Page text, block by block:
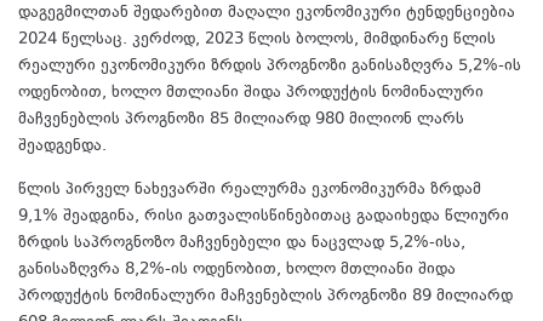
დაგეგმილთან შედარებით მაღალი ეკონომიკური ტენდენციებია
2024 წელსაც. კერძოდ, 2023 წლის ბოლოს, მიმდინარე წლის
რეალური ეკონომიკური ზრდის პროგნოზი განისაზღვრა 5,2%-ის
ოდენობით, ხოლო მთლიანი შიდა პროდუქტის ნომინალური
მაჩვენებლის პროგნოზი 85 მილიარდ 980 მილიონ ლარს
შეადგენდა.
წლის პირველ ნახევარში რეალურმა ეკონომიკურმა ზრდამ
9,1% შეადგინა, რისი გათვალისწინებითაც გადაიხედა წლიური
ზრდის საპროგნოზო მაჩვენებელი და ნაცვლად 5,2%-ისა,
განისაზღვრა 8,2%-ის ოდენობით, ხოლო მთლიანი შიდა
პროდუქტის ნომინალური მაჩვენებლის პროგნოზი 89 მილიარდ